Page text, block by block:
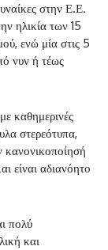
στην Ε.Ε.
ηλικία των 15
ενώ μία στις 5
νυν ή τέως
καθημερινές
στερεότυπα,
κανονικοποίησή
είναι αδιανόητο
πολύ
και